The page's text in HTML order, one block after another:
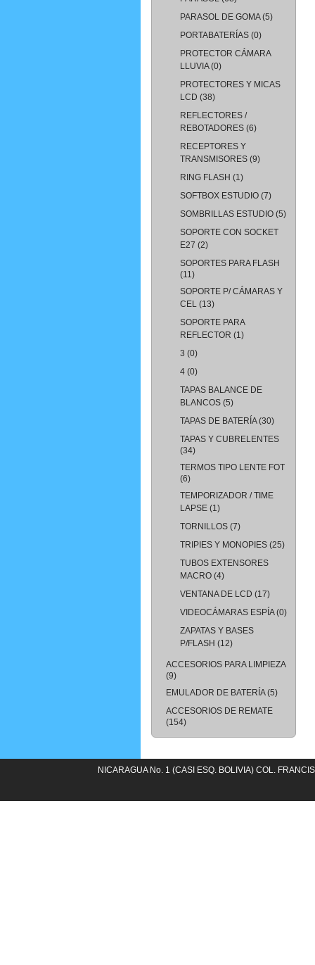
PARASOL DE GOMA(5)
PORTABATERÍAS (0)
PROTECTOR CÁMARA
LLUVIA(0)
PROTECTORES Y MICAS
LCD (38)
REFLECTORES /
REBOTADORES (6)
RECEPTORES Y
TRANSMISORES (9)
RING FLASH (1)
SOFTBOX ESTUDIO (7)
SOMBRILLAS ESTUDIO (5)
SOPORTE CON SOCKET
E27 (2)
SOPORTES PARA FLASH
(11)
SOPORTE P/ CÁMARAS Y
CEL (13)
SOPORTE PARA
REFLECTOR (1)
3 (0)
4 (0)
TAPAS BALANCE DE
BLANCOS (5)
TAPAS DE BATERÍA(30)
TAPAS Y CUBRELENTES
(34)
TERMOS TIPO LENTE FOT
(6)
TEMPORIZADOR / TIME
LAPSE (1)
TORNILLOS (7)
TRIPIES Y MONOPIES (25)
TUBOS EXTENSORES
MACRO (4)
VENTANA DE LCD (17)
VIDEOCÁMARAS ESPÍA(0)
ZAPATAS Y BASES
P/FLASH (12)
ACCESORIOS PARA LIMPIEZA
(9)
EMULADOR DE BATERÍA(5)
ACCESORIOS DE REMATE
(154)
NICARAGUA No. 1 (CASI ESQ. BOLIVIA) COL.